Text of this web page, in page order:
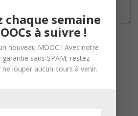
chaque semaine
à suivre !
nouveau MOOC ! Avec notre
sans SPAM, restez
louper aucun cours à venir.